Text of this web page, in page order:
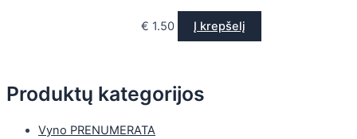
Produktų kategorijos
Vyno PRENUMERATA
€ 1.50 Į krepšelį